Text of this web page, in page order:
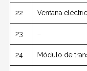
22 Ventana
23 –
24 Módulo de